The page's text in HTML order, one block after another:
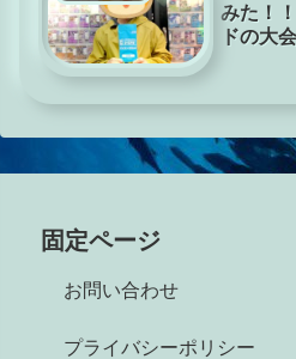
みた！
ドの大
固定ページ
お問い合わせ
プライバシーポリシー